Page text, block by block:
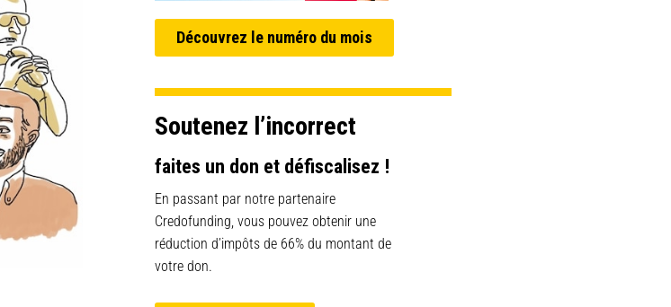
Découvrez le numéro du mois
Soutenez l’incorrect
faites un don et défiscalisez !
En passant par notre partenaire
Credofunding, vous pouvez obtenir une
réduction d’impôts de 66% du montant de
votre don.